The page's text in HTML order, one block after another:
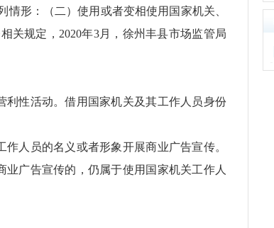
形：（二）使用或者变相使用国家机关、
关规定，2020年3月，徐州丰县市场监管局
利性活动。借用国家机关及其工作人员身份
人员的名义或者形象开展商业广告宣传。
广告宣传的，仍属于使用国家机关工作人